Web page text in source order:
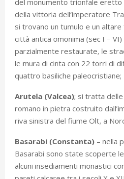
della vittoria dell’imperatore
si trovano un tumulo e un
città antica omonima (sec I –
parzialmente restaurate, le
le mura di cinta con 22 torri di
quattro basiliche paleocristiane;
Arutela (Valcea); si tratta
romano in pietra costruito
riva sinistra del fiume Olt, a
Basarabi (Constanta) – nella
Basarabi sono state scoperte
alcuni insediamenti monastici